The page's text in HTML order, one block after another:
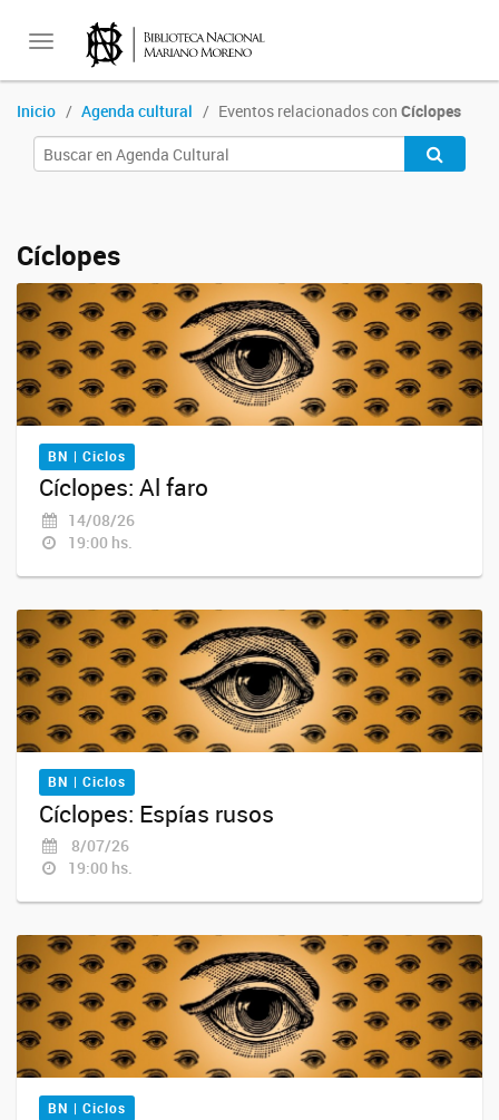
Toggle
navigation
Inicio Agenda cultural Eventos relacionados con Cíclopes
Cíclopes
BN | Ciclos
Cíclopes: Al faro
14/08/26
19:00 hs.
BN | Ciclos
Cíclopes: Espías rusos
8/07/26
19:00 hs.
BN | Ciclos